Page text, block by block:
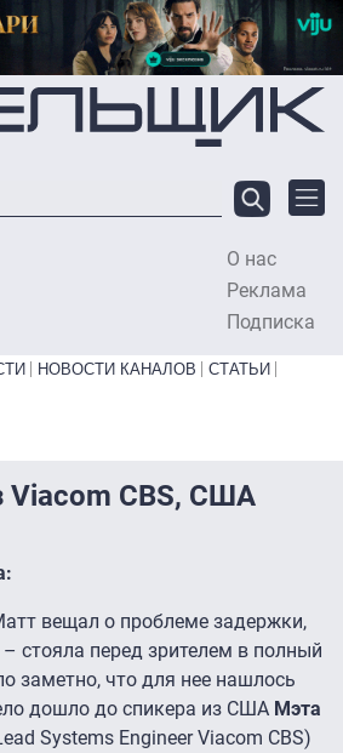
содержанию
О нас
Реклама
Подписка
НОВОСТИ КАНАЛОВ
СТАТЬИ
Viacom CBS, США
вещал о проблеме задержки,
стояла перед зрителем в полный
заметно, что для нее нашлось
дошло до спикера из США Мэта
Systems Engineer Viacom CBS)